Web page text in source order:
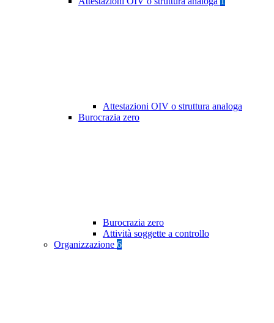
Attestazioni OIV o struttura analoga
Burocrazia zero
Burocrazia zero
Attività soggette a controllo
Organizzazione 6